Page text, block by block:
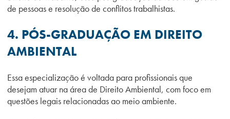
de pessoas e resolução de conflitos trabalhistas.
4. PÓS-GRADUAÇÃO EM DIREITO
AMBIENTAL
Essa especialização é voltada para profissionais que
desejam atuar na área de Direito Ambiental, com foco em
questões legais relacionadas ao meio ambiente.